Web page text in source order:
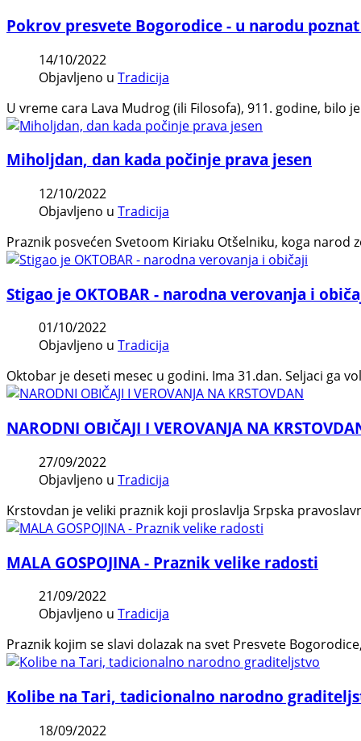
Pokrov presvete Bogorodice - u narodu
14/10/2022
Objavljeno u Tradicija
U vreme cara Lava Mudrog (ili Filosofa), 911. godine,
Miholjdan, dan kada počinje prava jesen
12/10/2022
Objavljeno u Tradicija
Praznik posvećen Svetoom Kiriaku Otšelniku, koga
Stigao je OKTOBAR - narodna verovanja i
01/10/2022
Objavljeno u Tradicija
Oktobar je deseti mesec u godini. Ima 31.dan. Seljaci ga
NARODNI OBIČAJI I VEROVANJA NA
27/09/2022
Objavljeno u Tradicija
Krstovdan je veliki praznik koji proslavlja Srpska
MALA GOSPOJINA - Praznik velike radosti
21/09/2022
Objavljeno u Tradicija
Praznik kojim se slavi dolazak na svet Presvete
Kolibe na Tari, tadicionalno narodno
18/09/2022